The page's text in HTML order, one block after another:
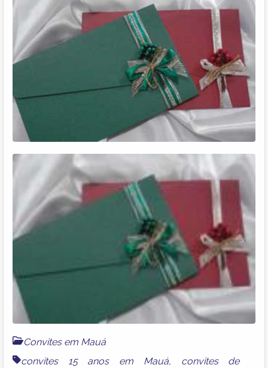
Convites em Mauá
convites 15 anos em Mauá, convites de